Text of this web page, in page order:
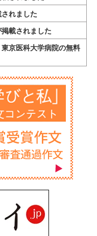
れました
載されました
京医科大学病院の無料